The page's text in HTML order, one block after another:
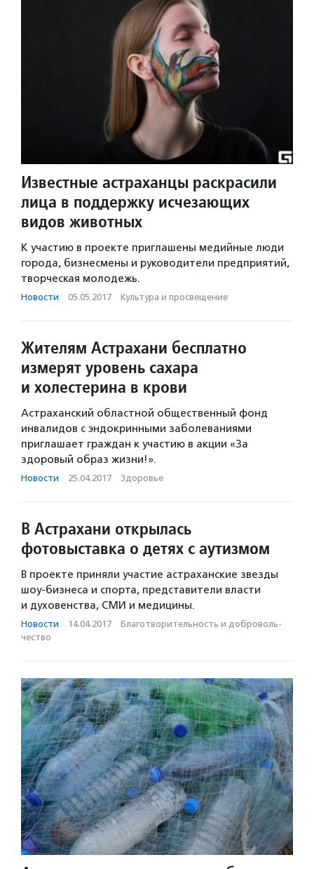
Известные астраханцы раскрасили
лица в поддержку исчезающих
видов животных
К участию в проекте приглашены медийные люди
города, бизнесмены и руководители предприятий,
творческая молодежь.
Новости · 05.05.2017 · Культура и просвещение
Жителям Астрахани бесплатно
измерят уровень сахара
и холестерина в крови
Астраханский областной общественный фонд
инвалидов с эндокринными заболеваниями
приглашает граждан к участию в акции «За
здоровый образ жизни!».
Новости · 25.04.2017 · Здоровье
В Астрахани открылась
фотовыставка о детях с аутизмом
В проекте приняли участие астраханские звезды
шоу-бизнеса и спорта, представители власти
и духовенства, СМИ и медицины.
Новости · 14.04.2017 · Благотвори­тель­ность и доброволь­
чест­во